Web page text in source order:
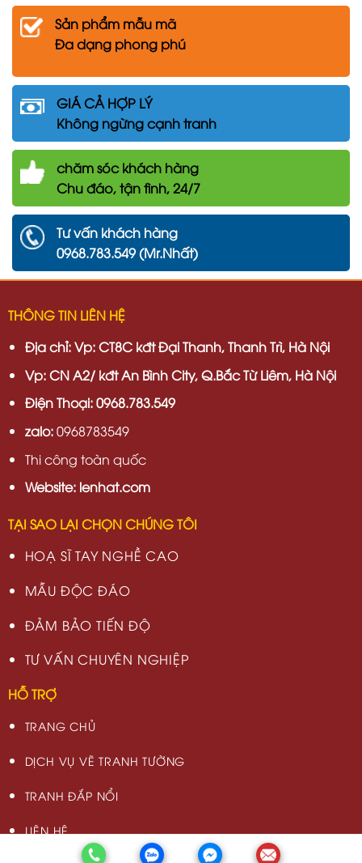
Sản phẩm mẫu mã
Đa dạng phong phú
GIÁ CẢ HỢP LÝ
Không ngừng cạnh tranh
chămsóc khách hàng
Chu đáo, tận tình, 24/7
Tư vấn khách hàng
0968.783.549 (Mr.Nhất)
THÔNG TIN LIÊN HỆ
Địa chỉ: Vp: CT8C kđt Đại Thanh, Thanh Trì, Hà Nội
Vp: CN A2/ kđt An Bình City, Q.Bắc Từ Liêm, Hà Nội
Điện Thoại: 0968.783.549
zalo:0968783549
Thi công toàn quốc
Website: lenhat.com
TẠI SAO LẠI CHỌN CHÚNG TÔI
HOẠ SĨ TAY NGHỀ CAO
MẪU ĐỘC ĐÁO
ĐẢM BẢO TIẾN ĐỘ
TƯ VẤN CHUYÊN NGHIỆP
HỖ TRỢ
TRANG CHỦ
DỊCH VỤ VẼ TRANH TƯỜNG
TRANH ĐẮP NỔI
LIÊN HỆ